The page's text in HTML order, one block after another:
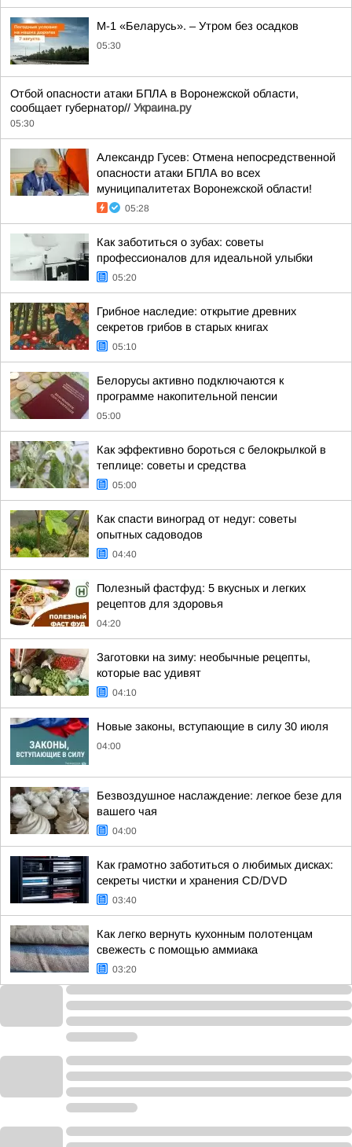
М-1 «Беларусь». – Утром без осадков
05:30
Отбой опасности атаки БПЛА в Воронежской области,
сообщает губернатор// Украина.ру
05:30
Александр Гусев: Отмена непосредственной
опасности атаки БПЛА во всех
муниципалитетах Воронежской области!
05:28
Как заботиться о зубах: советы
профессионалов для идеальной улыбки
05:20
Грибное наследие: открытие древних
секретов грибов в старых книгах
05:10
Белорусы активно подключаются к
программе накопительной пенсии
05:00
Как эффективно бороться с белокрылкой в
теплице: советы и средства
05:00
Как спасти виноград от недуг: советы
опытных садоводов
04:40
Полезный фастфуд: 5 вкусных и легких
рецептов для здоровья
04:20
Заготовки на зиму: необычные рецепты,
которые вас удивят
04:10
Новые законы, вступающие в силу 30 июля
04:00
Безвоздушное наслаждение: легкое безе для
вашего чая
04:00
Как грамотно заботиться о любимых дисках:
секреты чистки и хранения CD/DVD
03:40
Как легко вернуть кухонным полотенцам
свежесть с помощью аммиака
03:20